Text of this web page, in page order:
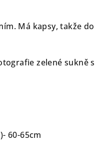
Má kapsy, takže
zelené sukně
60-65cm